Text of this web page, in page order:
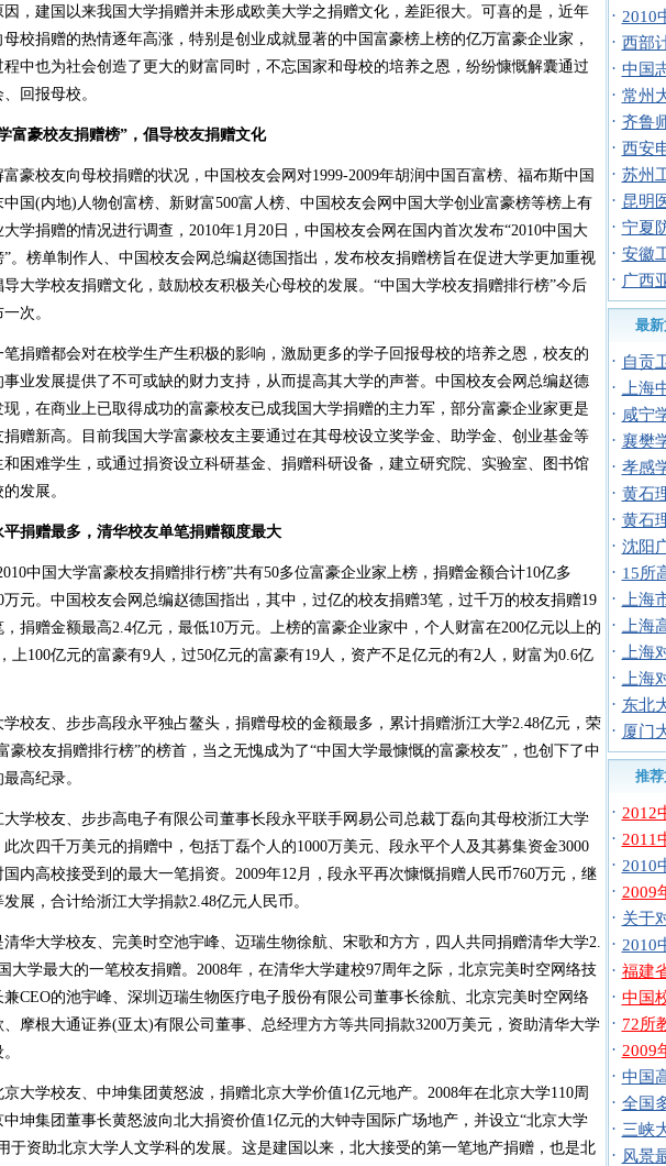
建国以来我国大学捐赠并未形成欧美大学之捐赠文化，差距很大。可喜的是，近年
校捐赠的热情逐年高涨，特别是创业成就显著的中国富豪榜上榜的亿万富豪企业家，
中也为社会创造了更大的财富同时，不忘国家和母校的培养之恩，纷纷慷慨解囊通过
回报母校。
富豪校友捐赠榜”，倡导校友捐赠文化
校友向母校捐赠的状况，中国校友会网对1999-2009年胡润中国百富榜、福布斯中国
国(内地)人物创富榜、新财富500富人榜、中国校友会网中国大学创业富豪榜等榜上有
学捐赠的情况进行调查，2010年1月20日，中国校友会网在国内首次发布“2010中国大
。榜单制作人、中国校友会网总编赵德国指出，发布校友捐赠榜旨在促进大学更加重视
大学校友捐赠文化，鼓励校友积极关心母校的发展。“中国大学校友捐赠排行榜”今后
次。
赠都会对在校学生产生积极的影响，激励更多的学子回报母校的培养之恩，校友的
业发展提供了不可或缺的财力支持，从而提高其大学的声誉。中国校友会网总编赵德
现，在商业上已取得成功的富豪校友已成我国大学捐赠的主力军，部分富豪企业家更是
赠新高。目前我国大学富豪校友主要通过在其母校设立奖学金、助学金、创业基金等
困难学生，或通过捐资设立科研基金、捐赠科研设备，建立研究院、实验室、图书馆
发展。
捐赠最多，清华校友单笔捐赠额度最大
中国大学富豪校友捐赠排行榜”共有50多位富豪企业家上榜，捐赠金额合计10亿多
万元。中国校友会网总编赵德国指出，其中，过亿的校友捐赠3笔，过千万的校友捐赠19
捐赠金额最高2.4亿元，最低10万元。上榜的富豪企业家中，个人财富在200亿元以上的
上100亿元的富豪有9人，过50亿元的富豪有19人，资产不足亿元的有2人，财富为0.6亿
友、步步高段永平独占鳌头，捐赠母校的金额最多，累计捐赠浙江大学2.48亿元，荣
豪校友捐赠排行榜”的榜首，当之无愧成为了“中国大学最慷慨的富豪校友”，也创下了中
高纪录。
校友、步步高电子有限公司董事长段永平联手网易公司总裁丁磊向其母校浙江大学
此次四千万美元的捐赠中，包括丁磊个人的1000万美元、段永平个人及其募集资金3000
内高校接受到的最大一笔捐资。2009年12月，段永平再次慷慨捐赠人民币760万元，继
展，合计给浙江大学捐款2.48亿元人民币。
大学校友、完美时空池宇峰、迈瑞生物徐航、宋歌和方方，四人共同捐赠清华大学2.
大学最大的一笔校友捐赠。2008年，在清华大学建校97周年之际，北京完美时空网络技
CEO的池宇峰、深圳迈瑞生物医疗电子股份有限公司董事长徐航、北京完美时空网络
摩根大通证券(亚太)有限公司董事、总经理方方等共同捐款3200万美元，资助清华大学
学校友、中坤集团黄怒波，捐赠北京大学价值1亿元地产。2008年在北京大学110周
坤集团董事长黄怒波向北大捐资价值1亿元的大钟寺国际广场地产，并设立“北京大学
于资助北京大学人文学科的发展。这是建国以来，北大接受的第一笔地产捐赠，也是北
· 2010
· 西部
· 中国
· 常州
· 齐鲁
· 西安
· 苏州
· 昆明
· 宁夏
· 安徽
· 广西
最
· 自贡
·
上海
· 咸宁
· 襄樊
· 孝感
· 黄石
· 黄石
· 沈阳
· 15所
·
上海
·
上海
·
上海
·
上海
· 东北
· 厦门
推
· 2012
· 2011
· 2010
· 2009
· 关于
· 2010
· 福建
· 中国
· 72所
· 2009
· 中国
· 全国
· 三峡
· 风景